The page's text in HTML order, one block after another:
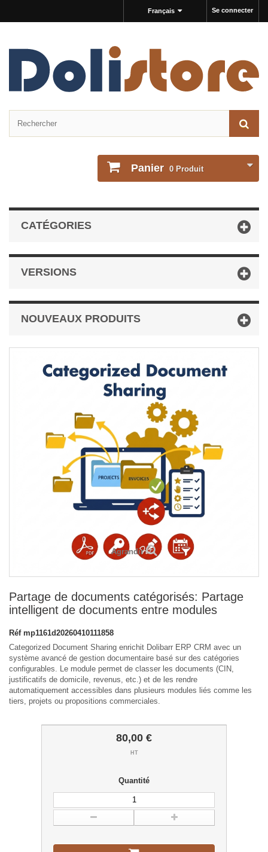
Se connecter
Français
Panier 0 Produit
CATÉGORIES
VERSIONS
NOUVEAUX PRODUITS
Agrandir
Partage de documents catégorisés: Partage
intelligent de documents entre modules
Réf mp1161d20260410111858
Categorized Document Sharing enrichit Dolibarr ERP CRM avec un
système avancé de gestion documentaire basé sur des catégories
configurables. Le module permet de classer les documents (CIN,
justificatifs de domicile, revenus, etc.) et de les rendre
automatiquement accessibles dans plusieurs modules liés comme les
tiers, projets ou propositions commerciales.
80,00 €
HT
Quantité